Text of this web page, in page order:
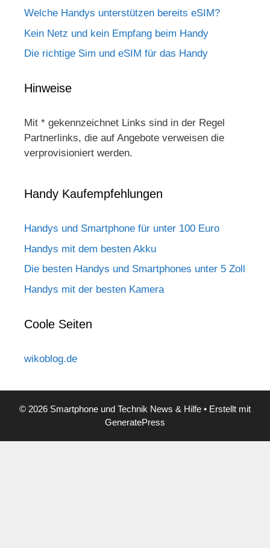
Welche Handys unterstützen bereits eSIM?
Kein Netz und kein Empfang beim Handy
Die richtige Sim und eSIM für das Handy
Hinweise
Mit * gekennzeichnet Links sind in der Regel
Partnerlinks, die auf Angebote verweisen die
verprovisioniert werden.
Handy Kaufempfehlungen
Handys und Smartphone für unter 100 Euro
Handys mit dem besten Akku
Die besten Handys und Smartphones unter 5 Zoll
Handys mit der besten Kamera
Coole Seiten
wikoblog.de
© 2026 Smartphone und Technik News & Hilfe • Erstellt mit
GeneratePress